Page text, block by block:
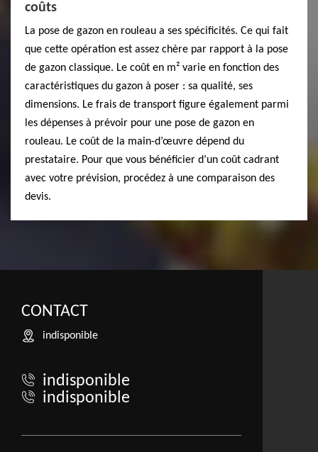
coûts
La pose de gazon en rouleau a ses spécificités. Ce qui fait
que cette opération est assez chère par rapport à la pose
de gazon classique. Le coût en m² varie en fonction des
caractéristiques du gazon à poser : sa qualité, ses
dimensions. Le frais de transport figure également parmi
les dépenses à prévoir pour une pose de gazon en
rouleau. Le coût de la main-d’œuvre dépend du
prestataire. Pour que vous bénéficier d’un coût cadrant
avec votre prévision, procédez à une comparaison des
devis.
CONTACT
indisponible
indisponible
indisponible